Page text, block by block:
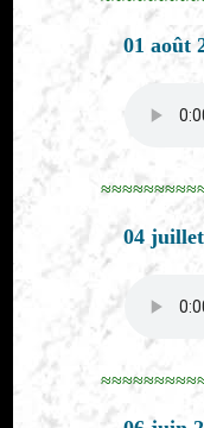
01 août
04